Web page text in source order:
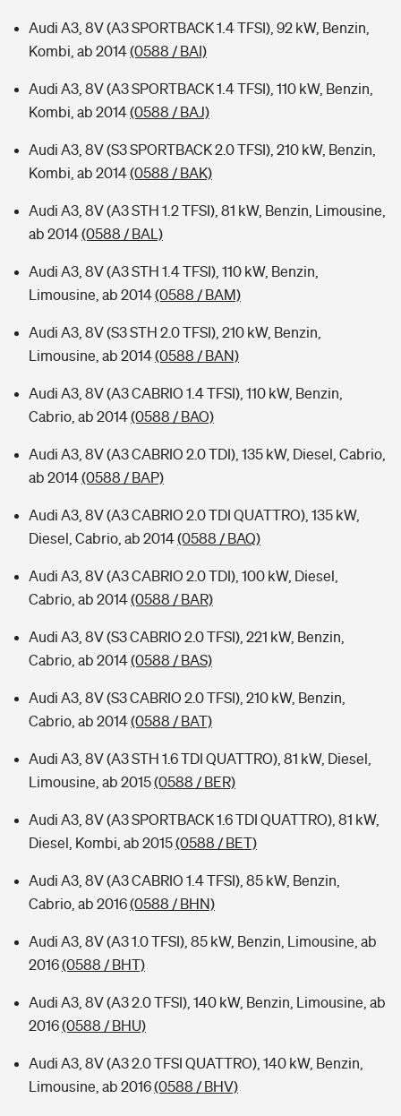
Audi A3, 8V (A3 SPORTBACK 1.4 TFSI), 92 kW, Benzin,
Kombi, ab 2014(0588 / BAI)
Audi A3, 8V (A3 SPORTBACK 1.4 TFSI), 110 kW, Benzin,
Kombi, ab 2014(0588 / BAJ)
Audi A3, 8V (S3 SPORTBACK 2.0 TFSI), 210 kW, Benzin,
Kombi, ab 2014(0588 / BAK)
Audi A3, 8V (A3 STH 1.2 TFSI), 81 kW, Benzin, Limousine,
ab 2014(0588 / BAL)
Audi A3, 8V (A3 STH 1.4 TFSI), 110 kW, Benzin,
Limousine, ab 2014(0588 / BAM)
Audi A3, 8V (S3 STH 2.0 TFSI), 210 kW, Benzin,
Limousine, ab 2014(0588 / BAN)
Audi A3, 8V (A3 CABRIO 1.4 TFSI), 110 kW, Benzin,
Cabrio, ab 2014(0588 / BAO)
Audi A3, 8V (A3 CABRIO 2.0 TDI), 135 kW, Diesel, Cabrio,
ab 2014(0588 / BAP)
Audi A3, 8V (A3 CABRIO 2.0 TDI QUATTRO), 135 kW,
Diesel, Cabrio, ab 2014(0588 / BAQ)
Audi A3, 8V (A3 CABRIO 2.0 TDI), 100 kW, Diesel,
Cabrio, ab 2014(0588 / BAR)
Audi A3, 8V (S3 CABRIO 2.0 TFSI), 221 kW, Benzin,
Cabrio, ab 2014(0588 / BAS)
Audi A3, 8V (S3 CABRIO 2.0 TFSI), 210 kW, Benzin,
Cabrio, ab 2014(0588 / BAT)
Audi A3, 8V (A3 STH 1.6 TDI QUATTRO), 81 kW, Diesel,
Limousine, ab 2015(0588 / BER)
Audi A3, 8V (A3 SPORTBACK 1.6 TDI QUATTRO), 81 kW,
Diesel, Kombi, ab 2015(0588 / BET)
Audi A3, 8V (A3 CABRIO 1.4 TFSI), 85 kW, Benzin,
Cabrio, ab 2016(0588 / BHN)
Audi A3, 8V (A3 1.0 TFSI), 85 kW, Benzin, Limousine, ab
2016(0588 / BHT)
Audi A3, 8V (A3 2.0 TFSI), 140 kW, Benzin, Limousine, ab
2016(0588 / BHU)
Audi A3, 8V (A3 2.0 TFSI QUATTRO), 140 kW, Benzin,
Limousine, ab 2016(0588 / BHV)